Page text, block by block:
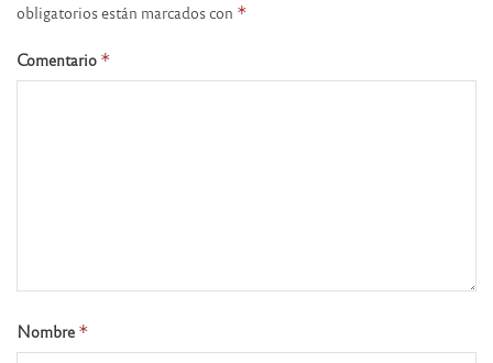
obligatorios están marcados con *
Comentario *
Nombre *